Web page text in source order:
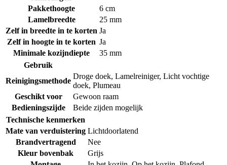
Pakkethoogte
6 cm
Lamelbreedte
25 mm
Zelf in breedte in te korten Ja
Zelf in hoogte in te korten Ja
Minimale kozijndiepte
35 mm
Gebruik
Reinigingsmethode
Droge doek, Lamelreiniger, Licht vochtige
doek, Plumeau
Geschikt voor
Gewoon raam
Bedieningszijde
Beide zijden mogelijk
Technische kenmerken
Mate van verduistering Lichtdoorlatend
Brandvertragend
Nee
Kleur bovenbak
Grijs